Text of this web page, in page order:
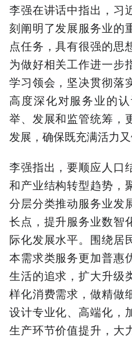
李强在讲话中指出，习
刻阐明了发展服务业的
点任务，具有很强的思
为做好相关工作进一步
学习领会，坚决贯彻落
高度深化对服务业的
举、发展和监管统筹，
发展，确保既充满活力又
李强指出，要顺应人口
和产业结构转型趋势，
分层分类推动服务业发
长点，提升服务业数智
际化发展水平。围绕居
本需求类服务更加普惠
生活的追求，扩大升级
样化消费需求，做精做
设计专业化、高端化，
生产环节价值提升，大